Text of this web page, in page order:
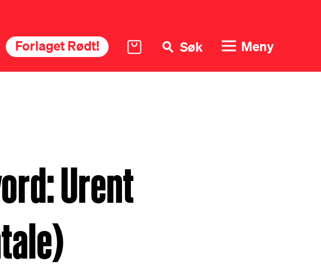
Forlaget Rødt! Søk Meny
Urent